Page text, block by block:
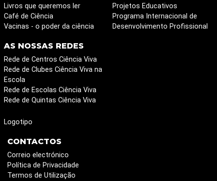
Livros que queremos ler
Café de Ciência
Vacinas - o poder da ciência
Projetos Educativos
Programa Internacional de
Desenvolvimento Profissional
AS NOSSAS REDES
Rede de Centros Ciência Viva
Rede de Clubes Ciência Viva na
Escola
Rede de Escolas Ciência Viva
Rede de Quintas Ciência Viva
Logotipo
CONTACTOS
Correio electrónico
Política de Privacidade
Termos de Utilização